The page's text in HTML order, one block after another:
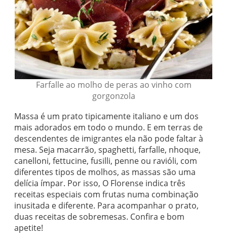
Farfalle ao molho de peras ao vinho com
gorgonzola
Massa é um prato tipicamente italiano e um dos
mais adorados em todo o mundo. E em terras de
descendentes de imigrantes ela não pode faltar à
mesa. Seja macarrão, spaghetti, farfalle, nhoque,
canelloni, fettucine, fusilli, penne ou ravióli, com
diferentes tipos de molhos, as massas são uma
delícia ímpar. Por isso, O Florense indica três
receitas especiais com frutas numa combinação
inusitada e diferente. Para acompanhar o prato,
duas receitas de sobremesas. Confira e bom
apetite!